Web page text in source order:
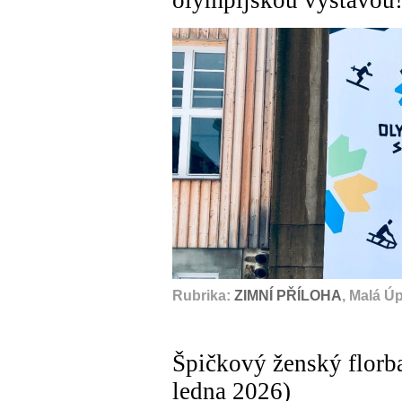
Rubrika: ZIMNÍ PŘÍLOHA, Malá
Špičkový ženský
ledna 2026)